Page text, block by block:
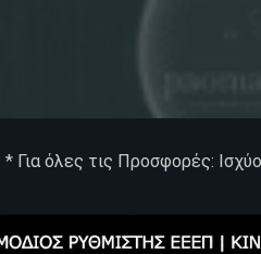
* Για όλες τις Προσφορές: